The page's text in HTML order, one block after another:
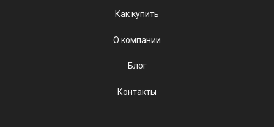
Как купить
О компании
Блог
Контакты